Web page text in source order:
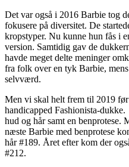
Det var også i 2016 Barbie tog
fokusere på diversitet. De
kropstyper. Nu kunne hun fås i
version. Samtidig gav de
havde meget delte meninger
fra folk over en tyk Barbie,
selvværd.
Men vi skal helt frem til 2019
handicapped Fashionista-
hud og hår samt en benprotese.
næste Barbie med benprotese
hår #189. Året efter kom der
#212.